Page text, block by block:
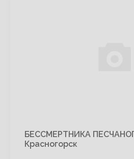
БЕССМЕРТНИКА
Красногорск